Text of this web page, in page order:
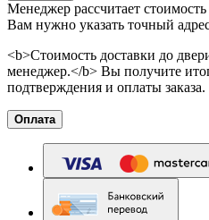
Менеджер рассчитает
Вам нужно указать точный
<b>Стоимость доставки до
менеджер.</b> Вы получите
подтверждения и оплаты заказа.
Оплата